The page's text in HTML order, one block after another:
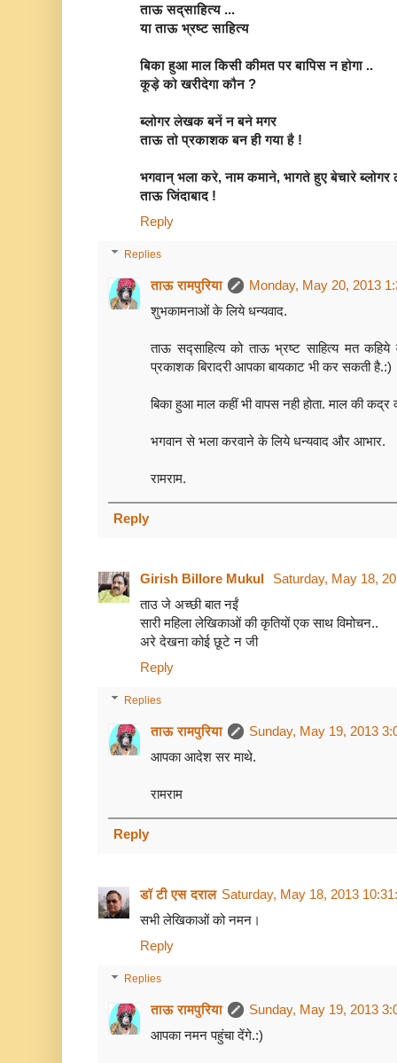
ताऊ सद्साहित्य ...
या ताऊ भ्रष्ट साहित्य
बिका हुआ माल किसी कीमत पर बापिस न होगा ..
कूड़े को खरीदेगा कौन ?
ब्लोगर लेखक बनें न बने मगर
ताऊ तो प्रकाशक बन ही गया है !
भगवान् भला करे, नाम कमाने, भागते हुए बेचारे
ताऊ जिंदाबाद !
Reply
Replies
ताऊ रामपुरिया
Monday, May 20, 2013
शुभकामनाओं के लिये धन्यवाद.
ताऊ सद्साहित्य को ताऊ भ्रष्ट साहित्य मत
प्रकाशक बिरादरी आपका बायकाट भी कर सकती है.:)
बिका हुआ माल कहीं भी वापस नही होता. माल की
भगवान से भला करवाने के लिये धन्यवाद और आभार.
रामराम.
Reply
Girish Billore Mukul
Saturday, May 18,
ताउ जे अच्छी बात नईं
सारी महिला लेखिकाओं की कृतियों एक साथ विमोचन..
अरे देखना कोई छूटे न जी
Reply
Replies
ताऊ रामपुरिया
Sunday, May 19, 2013
आपका आदेश सर माथे.
रामराम
Reply
डॉ टी एस दराल Saturday, May 18, 2013
सभी लेखिकाओं को नमन।
Reply
Replies
ताऊ रामपुरिया
Sunday, May 19, 2013
आपका नमन पहुंचा देंगे.:)